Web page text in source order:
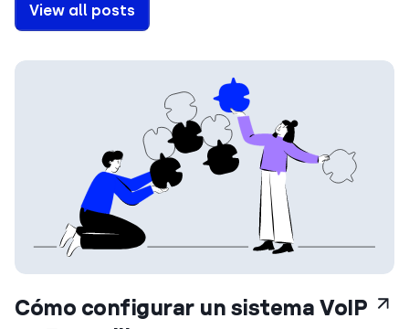
View all posts
Cómo configurar un sistema VoIP